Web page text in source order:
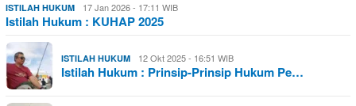
ISTILAH HUKUM 17 Jan 2026 - 17:11 WIB
Istilah Hukum : KUHAP 2025
ISTILAH HUKUM 12 Okt 2025 - 16:51 WIB
Istilah Hukum : Prinsip-Prinsip Hukum Pe…